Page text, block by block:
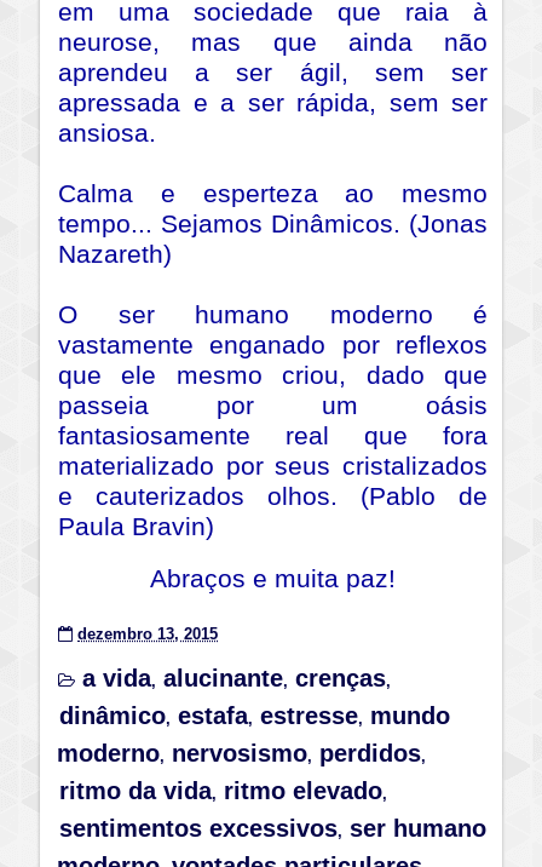
em uma sociedade que raia à
neurose, mas que ainda não
aprendeu a ser ágil, sem ser
apressada e a ser rápida, sem ser
ansiosa.
Calma e esperteza ao mesmo
tempo... Sejamos Dinâmicos. (Jonas
Nazareth)
O ser humano moderno é
vastamente enganado por reflexos
que ele mesmo criou, dado que
passeia por um oásis
fantasiosamente real que fora
materializado por seus cristalizados
e cauterizados olhos. (Pablo de
Paula Bravin)
Abraços e muita paz!
dezembro 13, 2015
a vida, alucinante, crenças,
dinâmico, estafa, estresse, mundo
moderno, nervosismo, perdidos,
ritmo da vida, ritmo elevado,
sentimentos excessivos, ser humano